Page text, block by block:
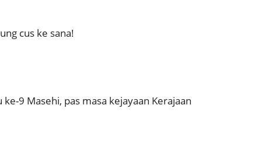
cus ke sana!
9 Masehi, pas masa kejayaan Kerajaan